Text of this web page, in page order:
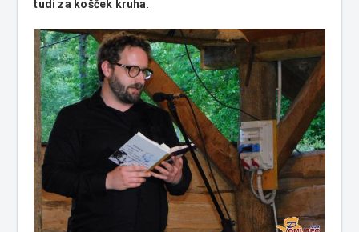
tudi za košček kruha